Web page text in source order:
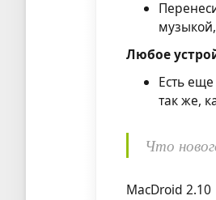
Любое
Есть
так же,
Что
MacDroid 2.10